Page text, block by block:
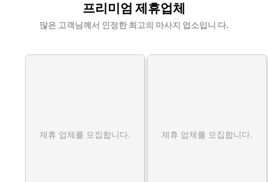
프리미엄 제휴업체
많은 고객님께서 인정한 최고의 마사지 업소입니 다.
제휴 업체를 모집합니다. 제휴 업체를 모집합니다.